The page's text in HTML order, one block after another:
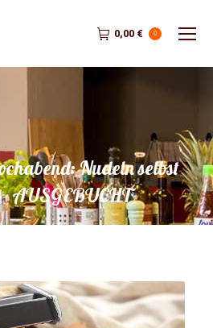
0,00 € 0
Nudeln selbst
AUSGEBUCHT